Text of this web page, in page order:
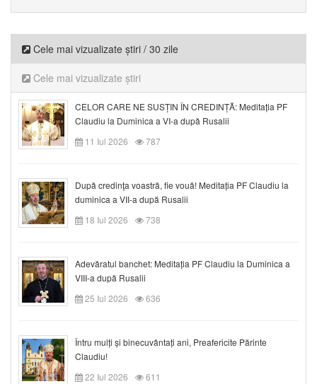
Cele mai vizualizate știri / 30 zile
Cele mai vizualizate știri
CELOR CARE NE SUSȚIN ÎN CREDINȚĂ: Meditația PF
Claudiu la Duminica a VI-a după Rusalii
11 Iul 2026
787
După credinţa voastră, fie vouă! Meditația PF Claudiu la
duminica a VII-a după Rusalii
18 Iul 2026
738
Adevăratul banchet: Meditația PF Claudiu la Duminica a
VIII-a după Rusalii
25 Iul 2026
636
Întru mulți și binecuvântați ani, Preafericite Părinte
Claudiu!
22 Iul 2026
611